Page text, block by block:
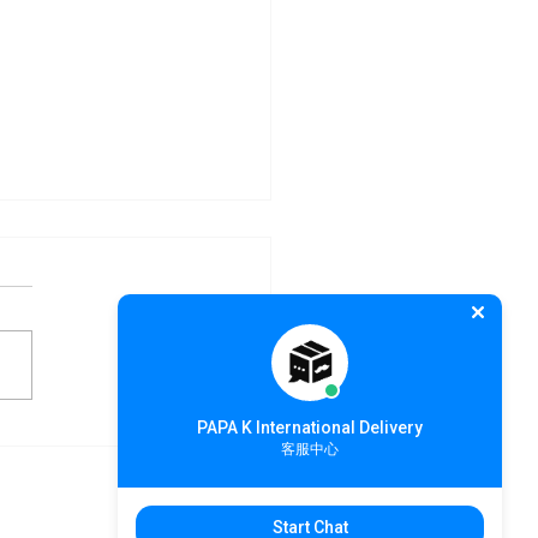
K 中國集運開跑 最低價PAPA K International Delivery
客服中心
Start Chat